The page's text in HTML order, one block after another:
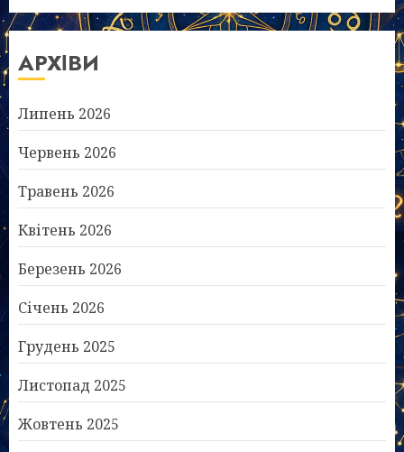
АРХІВИ
Липень 2026
Червень 2026
Травень 2026
Квітень 2026
Березень 2026
Січень 2026
Грудень 2025
Листопад 2025
Жовтень 2025